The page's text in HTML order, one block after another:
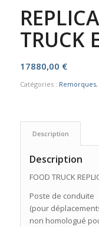
TRUCK
17880,00 €
Catégories : Remorques,
Description
Description
FOOD TRUCK
Poste de conduite
(pour
non homologué